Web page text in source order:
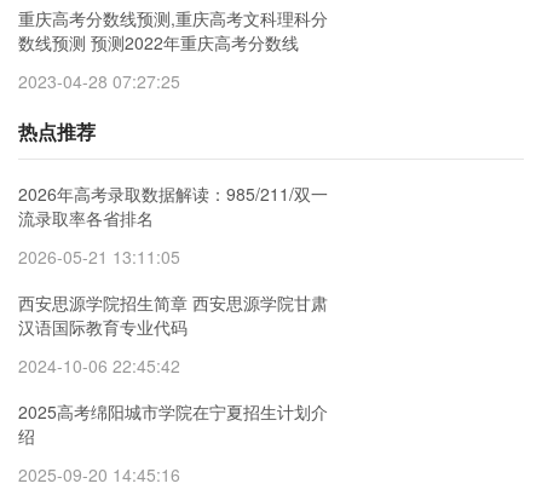
重庆高考分数线预测,重庆高考文科理科分
数线预测 预测2022年重庆高考分数线
2023-04-28 07:27:25
热点推荐
2026年高考录取数据解读：985/211/双一
流录取率各省排名
2026-05-21 13:11:05
西安思源学院招生简章 西安思源学院甘肃
汉语国际教育专业代码
2024-10-06 22:45:42
2025高考绵阳城市学院在宁夏招生计划介
绍
2025-09-20 14:45:16